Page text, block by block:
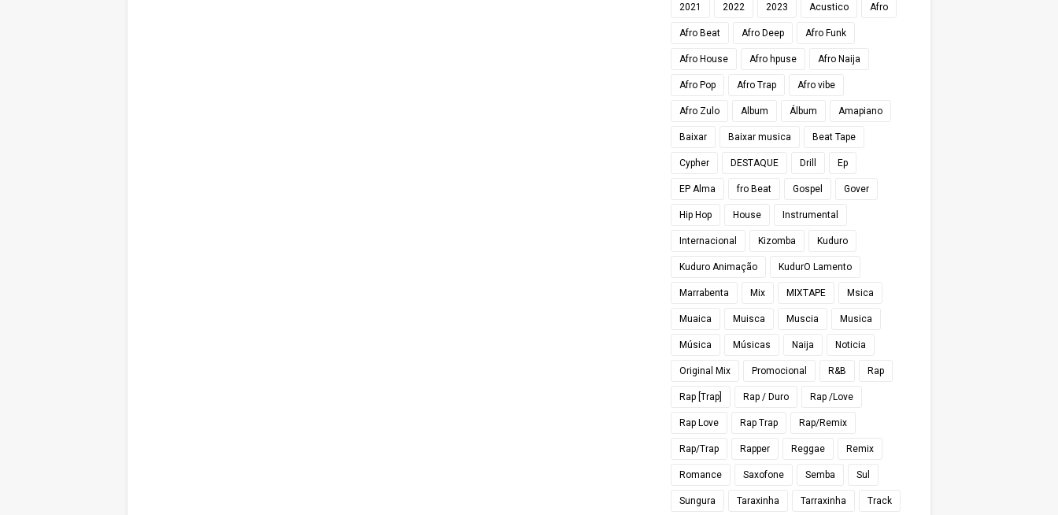
2021 2022 2023 Acustico Afro
Afro Beat Afro Deep Afro Funk
Afro House Afro hpuse Afro Naija
Afro Pop Afro Trap Afro vibe
Afro Zulo Album Álbum Amapiano
Baixar Baixar musica Beat Tape
Cypher DESTAQUE Drill Ep
EP Alma fro Beat Gospel Gover
Hip Hop House Instrumental
Internacional Kizomba Kuduro
Kuduro Animação KudurO Lamento
Marrabenta Mix MIXTAPE Msica
Muaica Muisca Muscia Musica
Música Músicas Naija Noticia
Original Mix Promocional R&B Rap
Rap [Trap] Rap / Duro Rap /Love
Rap Love Rap Trap Rap/Remix
Rap/Trap Rapper Reggae Remix
Romance Saxofone Semba Sul
Sungura Taraxinha Tarraxinha Track